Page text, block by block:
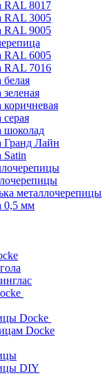
RAL 8017
RAL 3005
RAL 9005
RAL 6005
RAL 7016
шоколад
Гранд Лайн
Satin
металлочерепицы
0,5 мм
Docke
Docke
DIY